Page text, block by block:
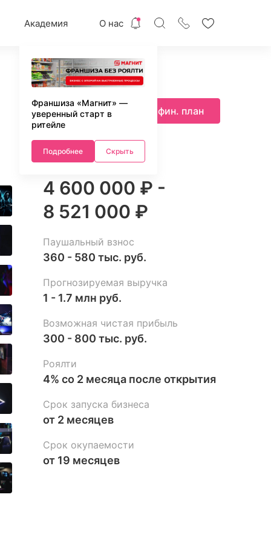
Академия О нас
Франшиза «Магнит» —
уверенный старт в
ритейле
Подробнее Скрыть
Запросить фин. план
4 600 000 ₽ -
8 521 000 ₽
Паушальный взнос
360 - 580 тыс. руб.
Прогнозируемая выручка
1 - 1.7 млн руб.
Возможная чистая прибыль
300 - 800 тыс. руб.
Роялти
4% со 2 месяца после открытия
Срок запуска бизнеса
от 2 месяцев
Срок окупаемости
от 19 месяцев